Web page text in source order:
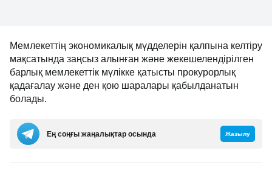
Мемлекеттің экономикалық мүдделерін қалпына келтіру
мақсатында заңсыз алынған және жекешелендірілген
барлық мемлекеттік мүлікке қатысты прокурорлық
қадағалау және ден қою шаралары қабылданатын
болады.
Ең соңғы жаңалықтар осында Жазылу